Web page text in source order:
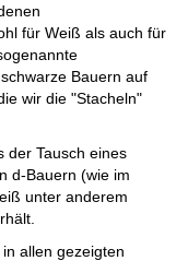
für Weiß als auch für
Bauern auf
wir die "Stacheln"
der Tausch eines
d-Bauern (wie im
unter anderem
allen gezeigten